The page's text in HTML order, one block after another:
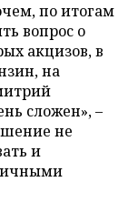
по итогам
вопрос о
акцизов, в
на
сложен», –
не
и